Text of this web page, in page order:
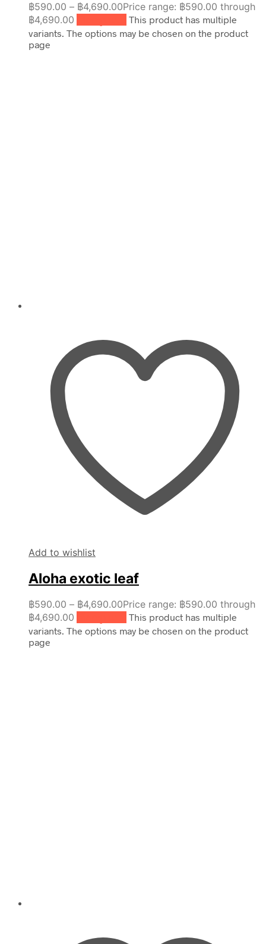
฿590.00 – ฿4,690.00Price range: ฿590.00 through
฿4,690.00
This product has multiple
variants. The options may be chosen on the product
page
Add to wishlist
Aloha exotic leaf
฿590.00 – ฿4,690.00Price range: ฿590.00 through
฿4,690.00
This product has multiple
variants. The options may be chosen on the product
page